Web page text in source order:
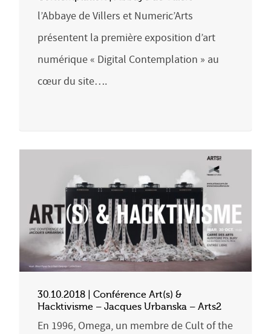
l’Abbaye de Villers et Numeric’Arts
présentent la première exposition d’art
numérique « Digital Contemplation » au
cœur du site….
30.10.2018 | Conférence Art(s) &
Hacktivisme – Jacques Urbanska – Arts2
En 1996, Omega, un membre de Cult of the